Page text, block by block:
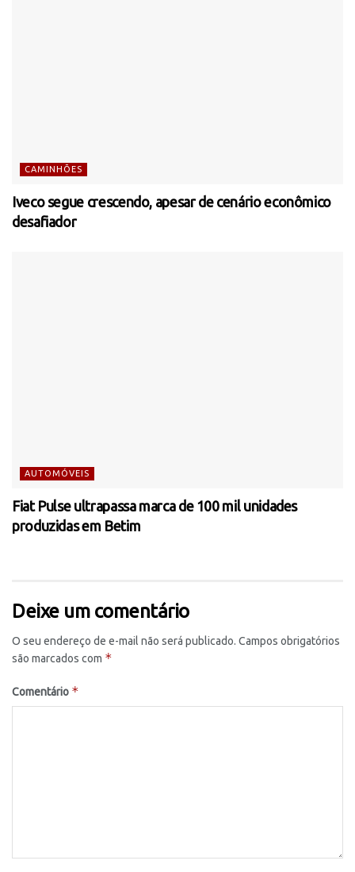
CAMINHÕES
Iveco segue crescendo, apesar de cenário econômico
desafiador
AUTOMÓVEIS
Fiat Pulse ultrapassa marca de 100 mil unidades
produzidas em Betim
Deixe um comentário
O seu endereço de e-mail não será publicado. Campos obrigatórios
são marcados com *
Comentário *